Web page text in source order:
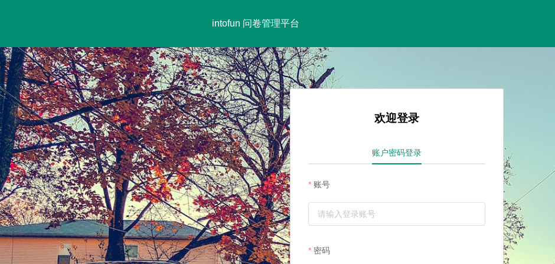
intofun 问卷管理平台
欢迎登录
账户密码登录
账号
密码